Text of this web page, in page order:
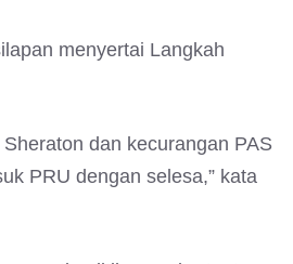
menyertai Langkah
dan kecurangan PAS
PRU dengan selesa,” kata